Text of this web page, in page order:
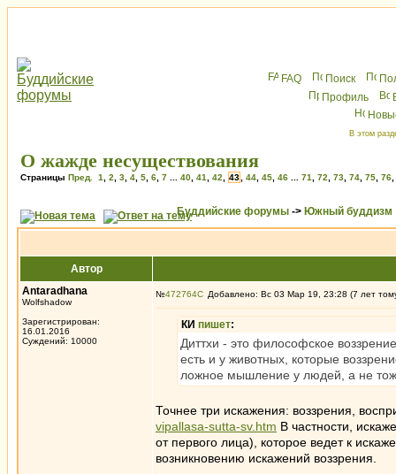
FAQ Поиск
Профиль
В этом
О жажде несуществования
Страницы Пред. 1 2 3 4 5 6 7 40 41 42 43 44 45 46 71 72 73 74 75 76
Буддийские форумы -> Южный буддизм
Автор
Antaradhana
Wolfshadow
Зарегистрирован:
16.01.2016
Суждений: 10000
№472764 Добавлено: Вс 03 Мар 19, 23:28 (7 лет
КИ пишет:
Диттхи - это философское
есть и у животных, которые
ложное мышление у людей, а не
Точнее три искажения: воззрения,
vipallasa-sutta-sv.htm В частности,
от первого лица), которое ведет к
возникновению искажений воззрения.